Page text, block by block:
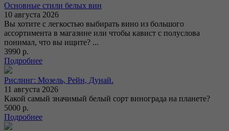
Основные стили белых вин
10 августа 2026
Вы хотите с легкостью выбирать вино из большого
ассортимента в магазине или чтобы кавист с полуслова
понимал, что вы ищите? ...
3990 р.
Подробнее
Рислинг: Мозель, Рейн, Дунай.
11 августа 2026
Какой самый значимый белый сорт винограда на планете?
5000 р.
Подробнее